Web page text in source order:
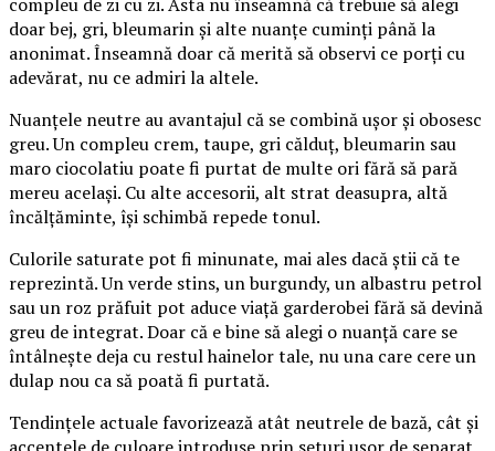
doar bej, gri, bleumarin și alte nuanțe cuminți până la
anonimat. Înseamnă doar că merită să observi ce porți cu
adevărat, nu ce admiri la altele.
Nuanțele neutre au avantajul că se combină ușor și obosesc
greu. Un compleu crem, taupe, gri călduț, bleumarin sau
maro ciocolatiu poate fi purtat de multe ori fără să pară
mereu același. Cu alte accesorii, alt strat deasupra, altă
încălțăminte, își schimbă repede tonul.
Culorile saturate pot fi minunate, mai ales dacă știi că te
reprezintă. Un verde stins, un burgundy, un albastru petrol
sau un roz prăfuit pot aduce viață garderobei fără să devină
greu de integrat. Doar că e bine să alegi o nuanță care se
întâlnește deja cu restul hainelor tale, nu una care cere un
dulap nou ca să poată fi purtată.
Tendințele actuale favorizează atât neutrele de bază, cât și